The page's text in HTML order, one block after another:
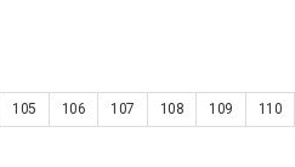
105 106 107 108 109 110